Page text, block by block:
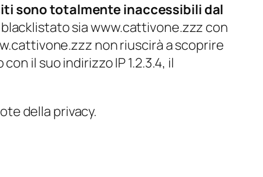
sono totalmente inaccessibili dal
sia www.cattivone.zzz con
non riuscirà a scoprire
il suo indirizzo IP 1.2.3.4, il
della privacy.